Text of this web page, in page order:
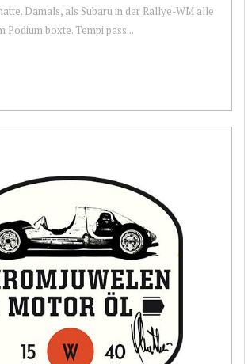
Damals, als Subaru in der Rallye-WM alle
Podium boxte. Tempi pass...